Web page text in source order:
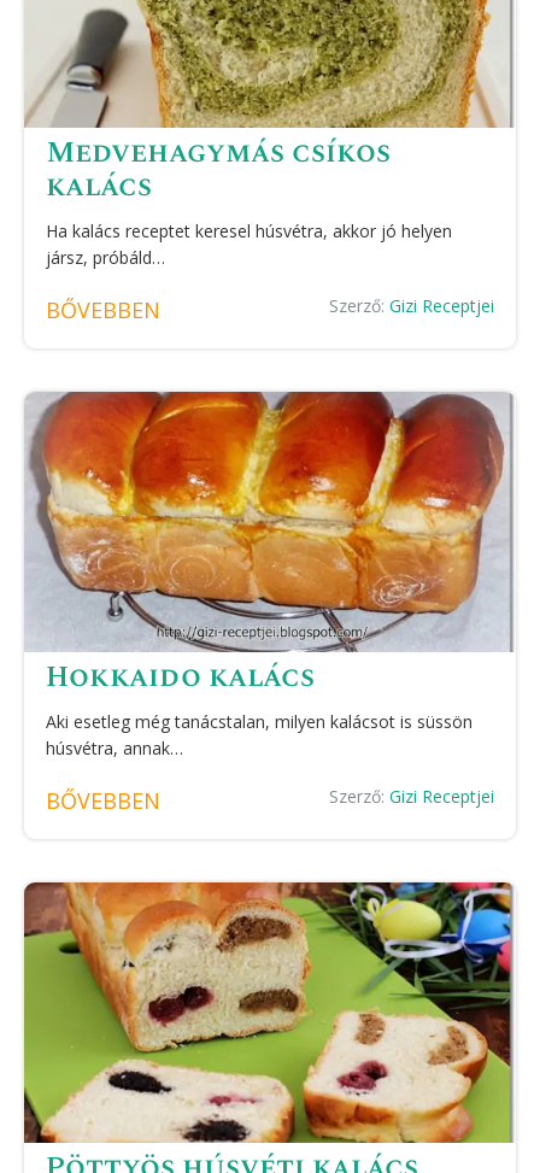
Medvehagymás csíkos
kalács
Ha kalács receptet keresel húsvétra, akkor jó helyen
jársz, próbáld…
BŐVEBBEN Szerző: Gizi Receptjei
Hokkaido kalács
Aki esetleg még tanácstalan, milyen kalácsot is süssön
húsvétra, annak…
BŐVEBBEN Szerző: Gizi Receptjei